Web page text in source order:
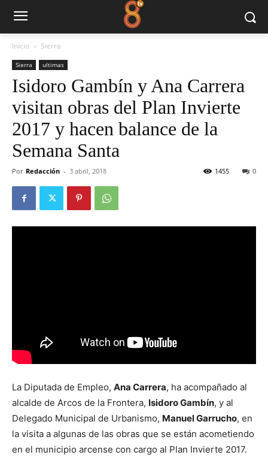
Inicio Sierra
Sierra ultimas
Isidoro Gambín y Ana Carrera
visitan obras del Plan Invierte
2017 y hacen balance de la
Semana Santa
Por Redacción - 3 abril, 2018 0
1455
La Diputada de Empleo, Ana Carrera, ha acompañado al
alcalde de Arcos de la Frontera, Isidoro Gambín, y al
Delegado Municipal de Urbanismo, Manuel Garrucho, en
la visita a algunas de las obras que se están acometiendo
en el municipio arcense con cargo al Plan Invierte 2017.